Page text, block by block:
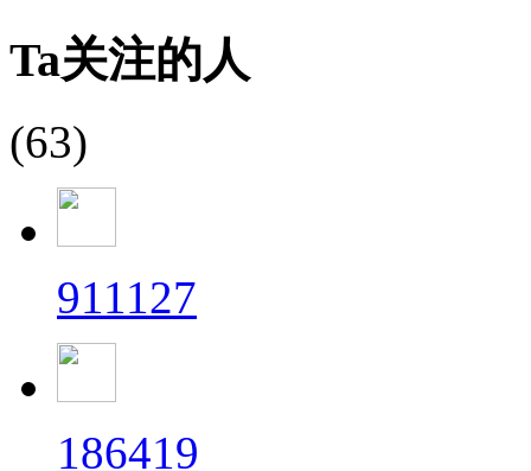
Ta关注的人
(63)
911127
186419